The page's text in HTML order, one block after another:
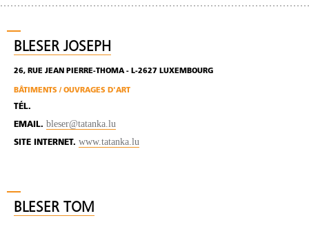
BLESER JOSEPH
26, RUE JEAN PIERRE-THOMA - L-2627 LUXEMBOURG
BÂTIMENTS / OUVRAGES D'ART
TÉL.
EMAIL. bleser@tatanka.lu
SITE INTERNET. www.tatanka.lu
BLESER TOM